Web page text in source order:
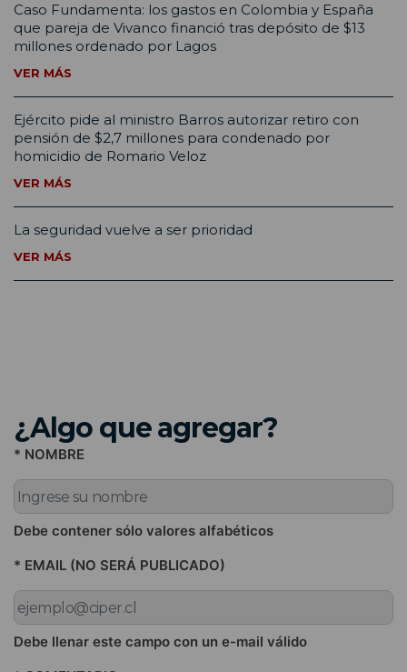
Caso Fundamenta: los gastos en Colombia y España
que pareja de Vivanco financió tras depósito de $13
millones ordenado por Lagos
VER MÁS
Ejército pide al ministro Barros autorizar retiro con
pensión de $2,7 millones para condenado por
homicidio de Romario Veloz
VER MÁS
La seguridad vuelve a ser prioridad
VER MÁS
¿Algo que agregar?
* NOMBRE
Debe contener sólo valores alfabéticos
* EMAIL (NO SERÁ PUBLICADO)
Debe llenar este campo con un e-mail válido